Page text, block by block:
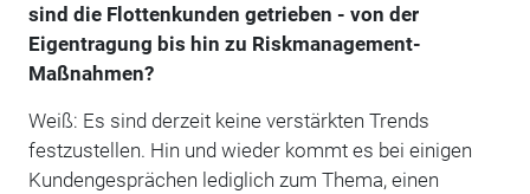
sind die Flottenkunden getrieben - von der
Eigentragung bis hin zu Riskmanagement-
Maßnahmen?
Weiß: Es sind derzeit keine verstärkten Trends
festzustellen. Hin und wieder kommt es bei einigen
Kundengesprächen lediglich zum Thema, einen